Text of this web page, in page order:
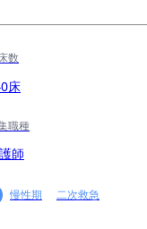
数
床
職種
師
慢性期
二次救急